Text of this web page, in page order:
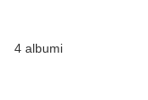
4 albumi